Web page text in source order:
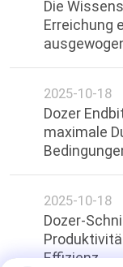
Die
Erreichung
2025-10-18
Dozer
maximale
2025-10-18
Dozer-
Effizienz